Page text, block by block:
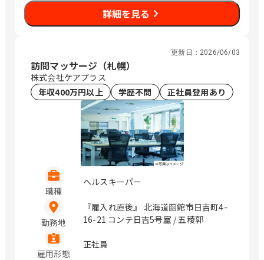
詳細を見る
更新日： 2026/06/03
訪問マッサージ（札幌）
株式会社ケアプラス
年収400万円以上
学歴不問 正社員登用あり
職種
ヘルスキーパー
勤務地
『雇入れ直後』 北海道函館市日吉町4-
16-21 コンテ日吉5号室 / 五稜郭
雇用形態
正社員